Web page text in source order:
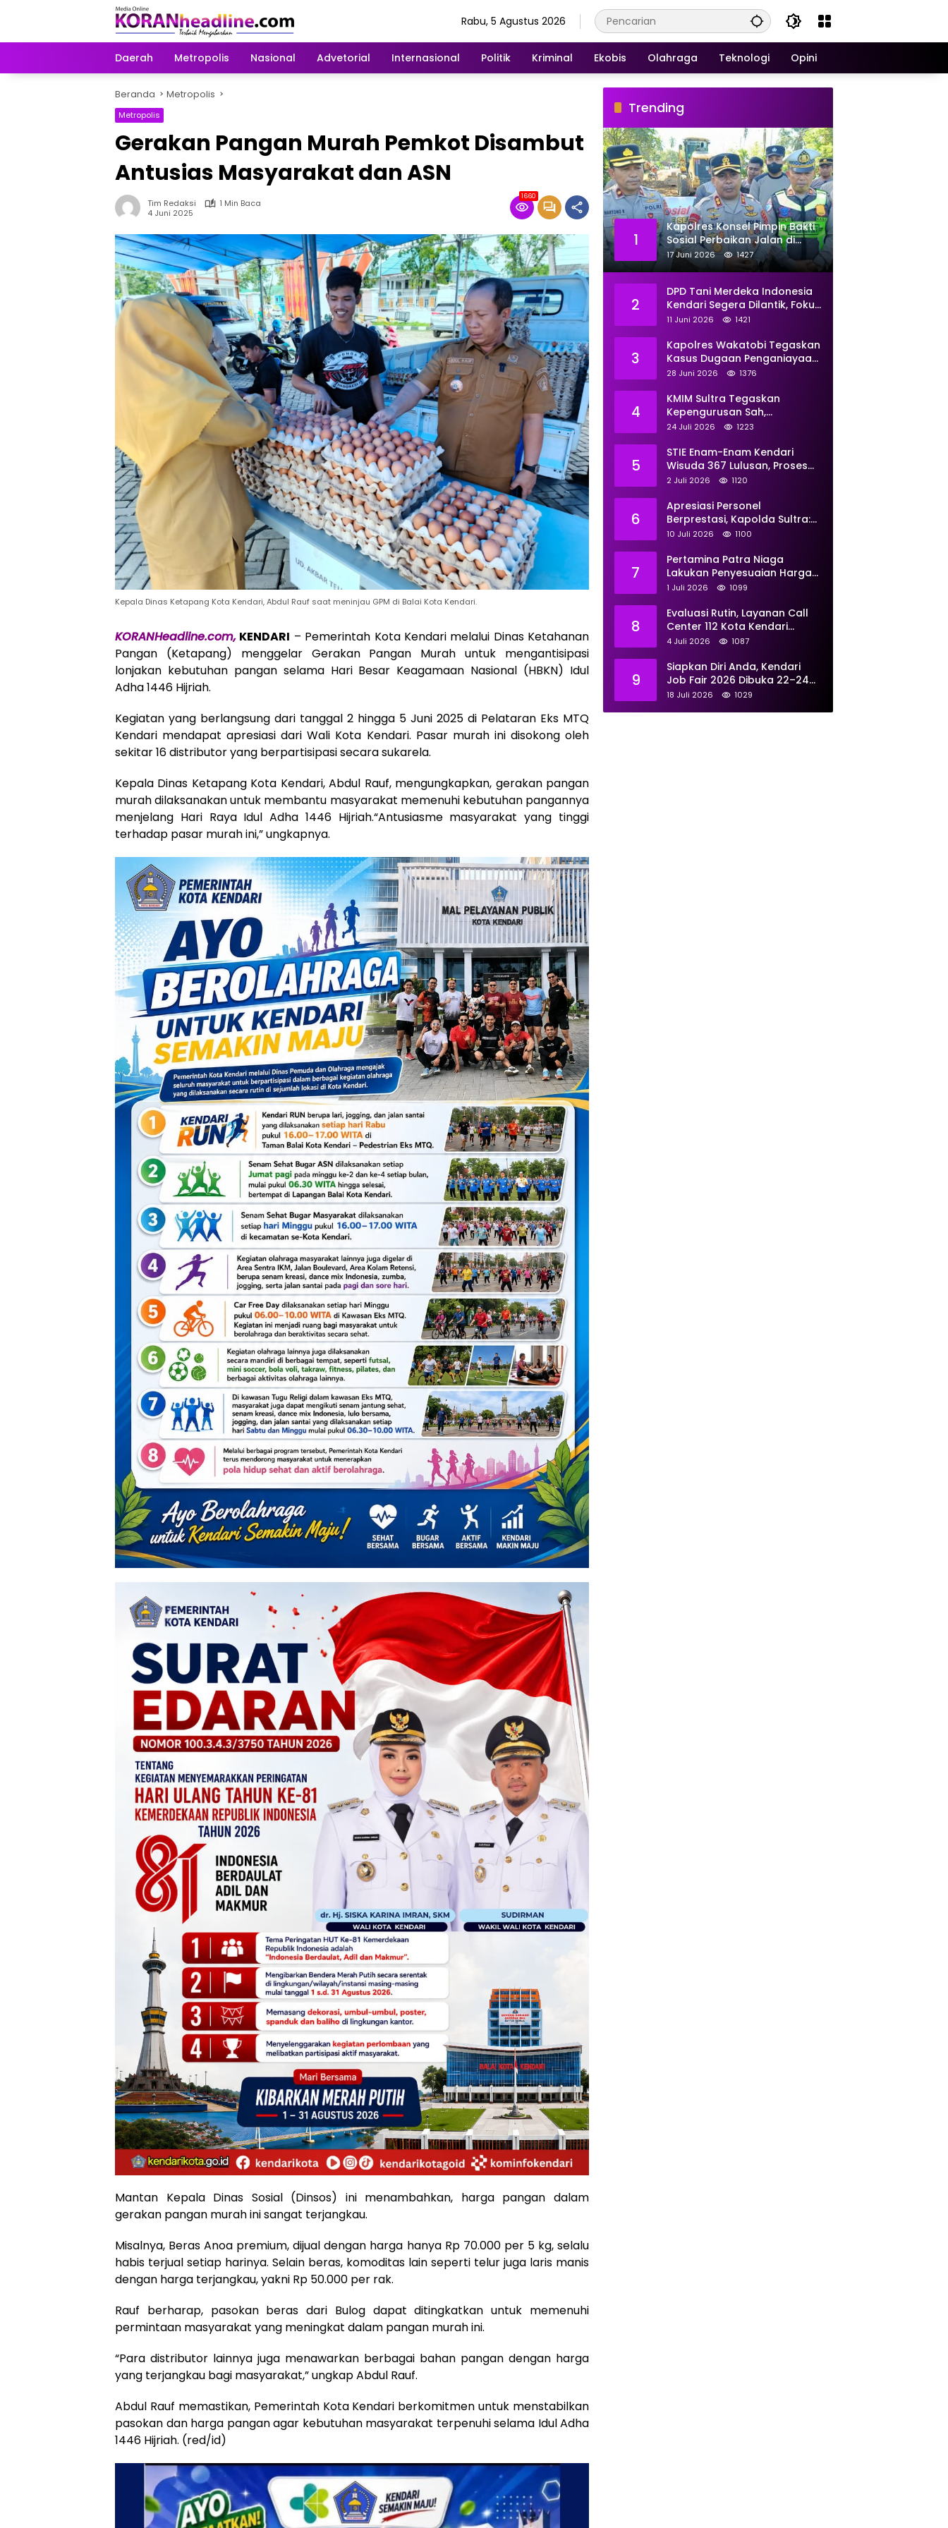
Rabu, 5 Agustus 2026
Daerah Metropolis Nasional Advetorial Internasional Politik Kriminal Ekobis Olahraga Teknologi Opini
Beranda Metropolis
Metropolis
Gerakan Pangan Murah Pemkot Disambut
Antusias Masyarakat dan ASN
Tim Redaksi
1 Min Baca
4 Juni 2025
1660
Kepala Dinas Ketapang Kota Kendari, Abdul Rauf saat meninjau GPM di Balai Kota Kendari.
KORANHeadline.com, KENDARI – Pemerintah Kota Kendari melalui Dinas Ketahanan
Pangan (Ketapang) menggelar Gerakan Pangan Murah untuk mengantisipasi
lonjakan kebutuhan pangan selama Hari Besar Keagamaan Nasional (HBKN) Idul
Adha 1446 Hijriah.
Kegiatan yang berlangsung dari tanggal 2 hingga 5 Juni 2025 di Pelataran Eks MTQ
Kendari mendapat apresiasi dari Wali Kota Kendari. Pasar murah ini disokong oleh
sekitar 16 distributor yang berpartisipasi secara sukarela.
Kepala Dinas Ketapang Kota Kendari, Abdul Rauf, mengungkapkan, gerakan pangan
murah dilaksanakan untuk membantu masyarakat memenuhi kebutuhan pangannya
menjelang Hari Raya Idul Adha 1446 Hijriah.“Antusiasme masyarakat yang tinggi
terhadap pasar murah ini,” ungkapnya.
Mantan Kepala Dinas Sosial (Dinsos) ini menambahkan, harga pangan dalam
gerakan pangan murah ini sangat terjangkau.
Misalnya, Beras Anoa premium, dijual dengan harga hanya Rp 70.000 per 5 kg, selalu
habis terjual setiap harinya. Selain beras, komoditas lain seperti telur juga laris manis
dengan harga terjangkau, yakni Rp 50.000 per rak.
Rauf berharap, pasokan beras dari Bulog dapat ditingkatkan untuk memenuhi
permintaan masyarakat yang meningkat dalam pangan murah ini.
“Para distributor lainnya juga menawarkan berbagai bahan pangan dengan harga
yang terjangkau bagi masyarakat,” ungkap Abdul Rauf.
Abdul Rauf memastikan, Pemerintah Kota Kendari berkomitmen untuk menstabilkan
pasokan dan harga pangan agar kebutuhan masyarakat terpenuhi selama Idul Adha
1446 Hijriah. (red/id)
Trending
1
Kapolres Konsel Pimpin Bakti
Sosial Perbaikan Jalan di
Kecamatan Laeya, 19 Titik
Rusak Siap Ditambal
17 Juni 2026 1427
2
DPD Tani Merdeka Indonesia
Kendari Segera Dilantik, Fokus
Perkuat Pemberdayaan
11 Juni 2026 1421
3
Kapolres Wakatobi Tegaskan
Kasus Dugaan Penganiayaan
Dua Remaja oleh Dua
Profesional
28 Juni 2026 1376
4
KMIM Sultra Tegaskan
Kepengurusan Sah,
Peringatkan Klaim Ketua
24 Juli 2026 1223
5
STIE Enam-Enam Kendari
Wisuda 367 Lulusan, Proses
Transformasi Menuju
Kemendiktisaintek
2 Juli 2026 1120
6
Apresiasi Personel
Berprestasi, Kapolda Sultra:
Tunjukkan Kompetensi
10 Juli 2026 1100
7
Pertamina Patra Niaga
Lakukan Penyesuaian Harga
BBM Non Subsidi Per 1 Juli
1 Juli 2026 1099
8
Evaluasi Rutin, Layanan Call
Center 112 Kota Kendari
Tangani 167 Laporan Selama
4 Juli 2026 1087
9
Siapkan Diri Anda, Kendari
Job Fair 2026 Dibuka 22–24
Juli: Sediakan 700 Lowongan
18 Juli 2026 1029